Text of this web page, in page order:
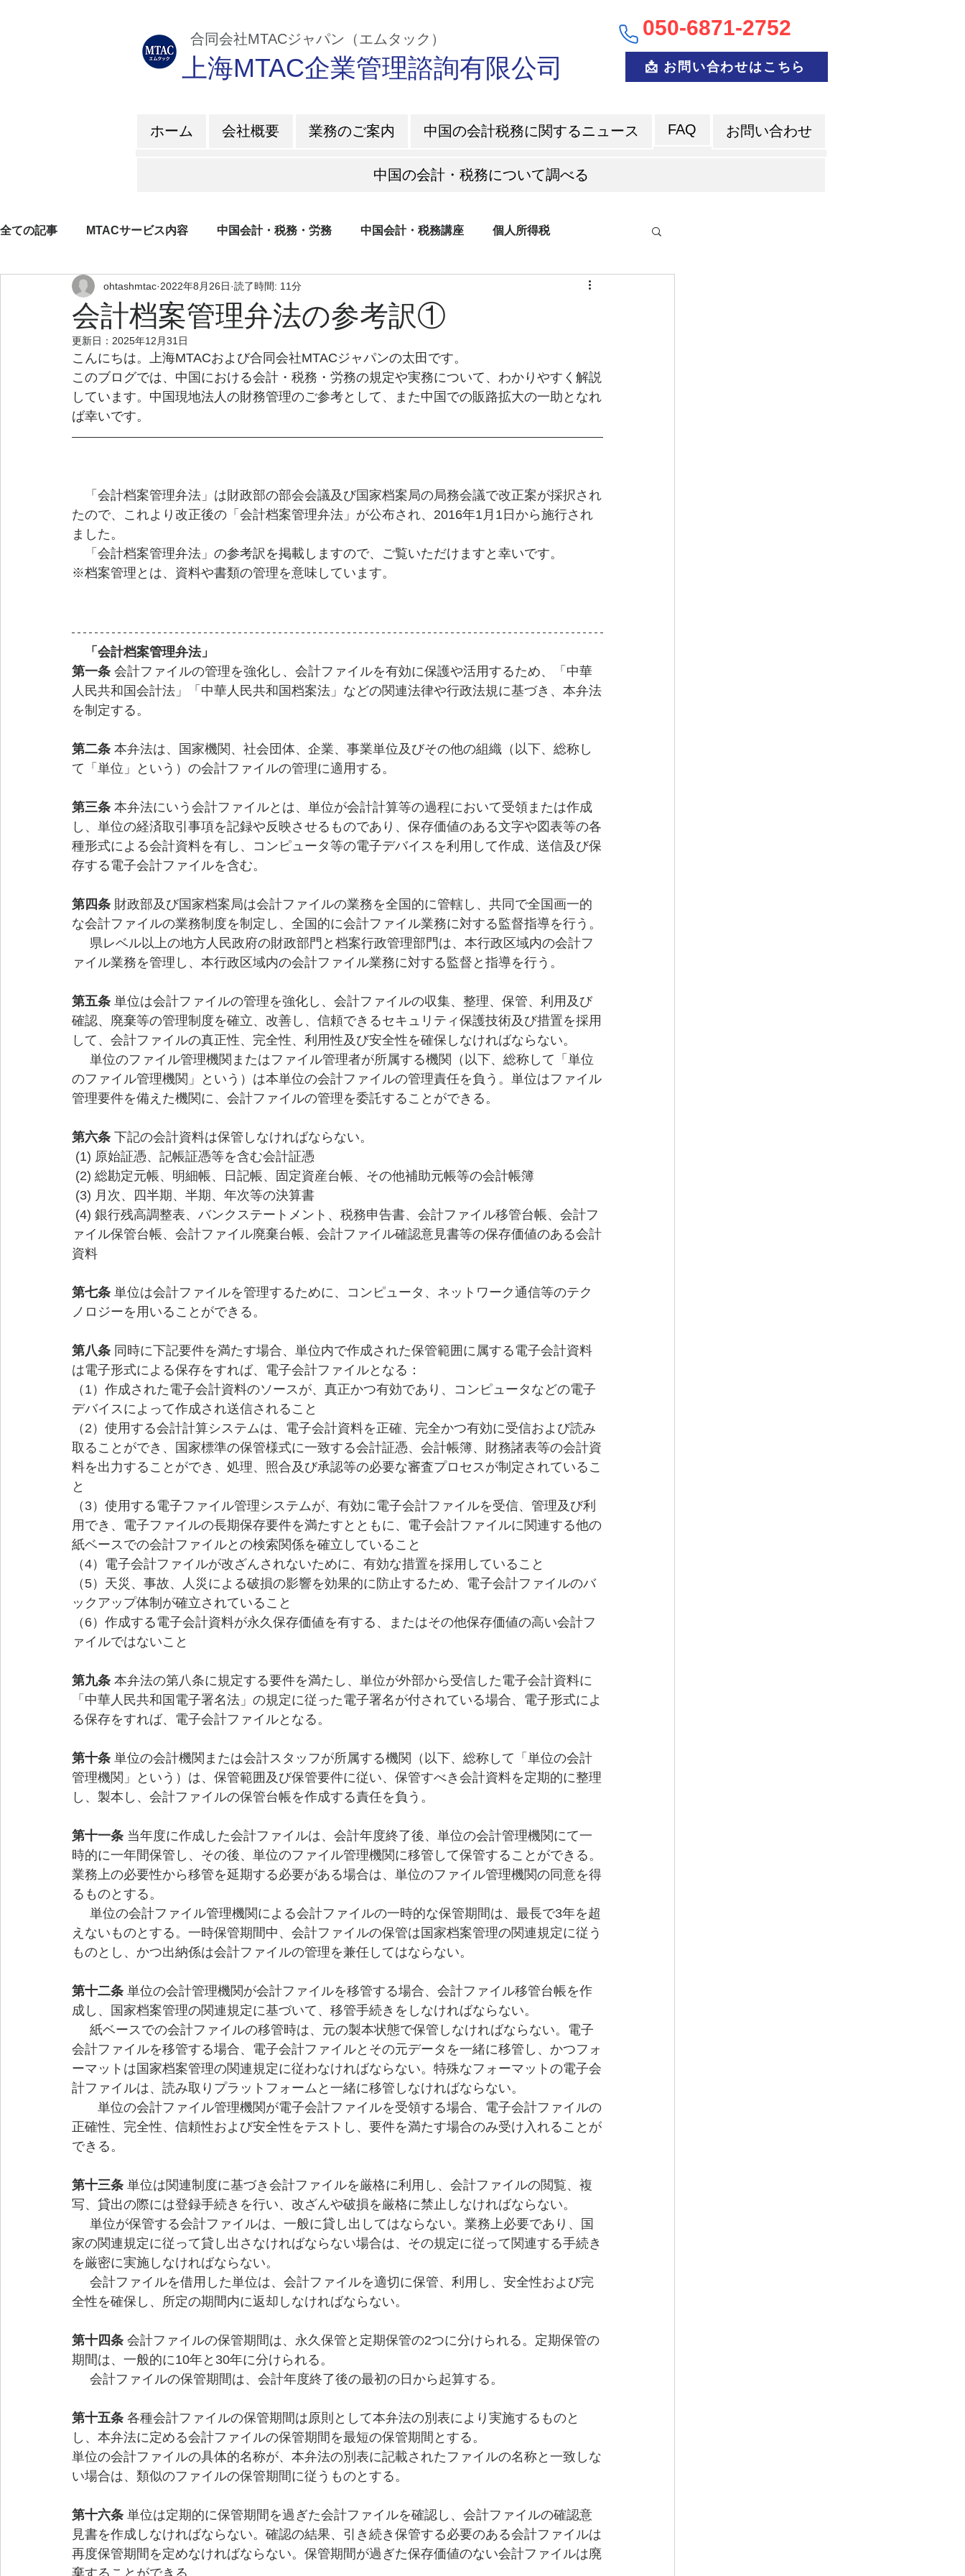
​ 合同会社MTACジャパン（エムタック） 050-6871-2752
上海MTAC企業管理諮詢有限公司 📩 お問い合わせはこちら
ホーム 会社概要 業務のご案内 中国の会計税務に関するニュース FAQ お問い合わせ
中国の会計・税務について調べる
全ての記事 MTACサービス内容 中国会計・税務・労務 中国会計・税務講座 個人所得税
企業所得税 増値税 日系企業紹介 ブログ
会計档案管理弁法の参考訳①
ohtashmtac 2022年8月26日 読了時間: 11分
更新日： 2025年12月31日
こんにちは。上海MTACおよび合同会社MTACジャパンの太田です。
このブログでは、中国における会計・税務・労務の規定や実務について、わかりやすく解説
しています。中国現地法人の財務管理のご参考として、また中国での販路拡大の一助となれ
ば幸いです。
「会計档案管理弁法」は財政部の部会会議及び国家档案局の局務会議で改正案が採択され
たので、これより改正後の「会計档案管理弁法」が公布され、2016年1月1日から施行され
ました。
「会計档案管理弁法」 の参考訳を掲載しますので、ご覧いただけますと幸いです。
※档案管理とは、資料や書類の管理を意味しています。
「会計档案管理弁法」
第一条 会計ファイルの管理を強化し、会計ファイルを有効に保護や活用するため、「中華
人民共和国会計法」「中華人民共和国档案法」などの関連法律や行政法規に基づき、本弁法
を制定する。
第二条 本弁法は、国家機関、社会団体、企業、事業単位及びその他の組織（以下、総称し
て「単位」という）の会計ファイルの管理に適用する。
第三条 本弁法にいう会計ファイルとは、単位が会計計算等の過程において受領または作成
し、単位の経済取引事項を記録や反映させるものであり、保存価値のある文字や図表等の各
種形式による会計資料を有し、コンピュータ等の電子デバイスを利用して作成、送信及び保
存する電子会計ファイルを含む。
第四条 財政部及び国家档案局は会計ファイルの業務を全国的に管轄し、共同で全国画一的
な会計ファイルの業務制度を制定し、全国的に会計ファイル業務に対する監督指導を行う。
ァイル業務を管理し、本行政区域内の会計ファイル業務に対する監督と指導を行う。
第五条 単位は会計ファイルの管理を強化し、会計ファイルの収集、整理、保管、利用及び
確認、廃棄等の管理制度を確立、改善し、信頼できるセキュリティ保護技術及び措置を採用
して、会計ファイルの真正性、完全性、利用性及び安全性を確保しなければならない。
のファイル管理機関」という）は本単位の会計ファイルの管理責任を負う。単位はファイル
管理要件を備えた機関に、会計ファイルの管理を委託することができる。
第六条 下記の会計資料は保管しなければならない。
(1) 原始証憑、記帳証憑等を含む会計証憑
(2) 総勘定元帳、明細帳、日記帳、固定資産台帳、その他補助元帳等の会計帳簿
(3) 月次、四半期、半期、年次等の決算書
ァイル保管台帳、会計ファイル廃棄台帳、会計ファイル確認意見書等の保存価値のある会計
資料
第七条 単位は会計ファイルを管理するために、コンピュータ、ネットワーク通信等のテク
ノロジーを用いることができる。
第八条 同時に下記要件を満たす場合、単位内で作成された保管範囲に属する電子会計資料
は電子形式による保存をすれば、電子会計ファイルとなる：
（1）作成された電子会計資料のソースが、真正かつ有効であり、コンピュータなどの電子
デバイスによって作成され送信されること
（2）使用する会計計算システムは、電子会計資料を正確、完全かつ有効に受信および読み
取ることができ、国家標準の保管様式に一致する会計証憑、会計帳簿、財務諸表等の会計資
料を出力することができ、処理、照合及び承認等の必要な審査プロセスが制定されているこ
と
（3）使用する電子ファイル管理システムが、有効に電子会計ファイルを受信、管理及び利
用でき、電子ファイルの長期保存要件を満たすとともに、電子会計ファイルに関連する他の
紙ベースでの会計ファイルとの検索関係を確立していること
（4）電子会計ファイルが改ざんされないために、有効な措置を採用していること
（5）天災、事故、人災による破損の影響を効果的に防止するため、電子会計ファイルのバ
ックアップ体制が確立されていること
（6）作成する電子会計資料が永久保存価値を有する、またはその他保存価値の高い会計フ
ァイルではないこと
第九条 本弁法の第八条に規定する要件を満たし、単位が外部から受信した電子会計資料に
「中華人民共和国電子署名法」の規定に従った電子署名が付されている場合、電子形式によ
る保存をすれば、電子会計ファイルとなる。
第十条 単位の会計機関または会計スタッフが所属する機関（以下、総称して「単位の会計
管理機関」という）は、保管範囲及び保管要件に従い、保管すべき会計資料を定期的に整理
し、製本し、会計ファイルの保管台帳を作成する責任を負う。
第十一条 当年度に作成した会計ファイルは、会計年度終了後、単位の会計管理機関にて一
時的に一年間保管し、その後、単位のファイル管理機関に移管して保管することができる。
業務上の必要性から移管を延期する必要がある場合は、単位のファイル管理機関の同意を得
るものとする。
えないものとする。一時保管期間中、会計ファイルの保管は国家档案管理の関連規定に従う
ものとし、かつ出納係は会計ファイルの管理を兼任してはならない。
第十二条 単位の会計管理機関が会計ファイルを移管する場合、会計ファイル移管台帳を作
成し、国家档案管理の関連規定に基づいて、移管手続きをしなければならない。
会計ファイルを移管する場合、電子会計ファイルとその元データを一緒に移管し、かつフォ
ーマットは国家档案管理の関連規定に従わなければならない。特殊なフォーマットの電子会
計ファイルは、読み取りプラットフォームと一緒に移管しなければならない。
単位の会計ファイル管理機関が電子会計ファイルを受領する場合、電子会計ファイルの
正確性、完全性、信頼性および安全性をテストし、要件を満たす場合のみ受け入れることが
できる。
第十三条 単位は関連制度に基づき会計ファイルを厳格に利用し、会計ファイルの閲覧、複
写、貸出の際には登録手続きを行い、改ざんや破損を厳格に禁止しなければならない。
家の関連規定に従って貸し出さなければならない場合は、その規定に従って関連する手続き
を厳密に実施しなければならない。
全性を確保し、所定の期間内に返却しなければならない。
第十四条 会計ファイルの保管期間は、永久保管と定期保管の2つに分けられる。定期保管の
期間は、一般的に10年と30年に分けられる。
     会計ファイルの保管期間は、会計年度終了後の最初の日から起算する。
第十五条 各種会計ファイルの保管期間は原則として本弁法の別表により実施するものと
し、本弁法に定める会計ファイルの保管期間を最短の保管期間とする。
単位の会計ファイルの具体的名称が、本弁法の別表に記載されたファイルの名称と一致しな
い場合は、類似のファイルの保管期間に従うものとする。
第十六条 単位は定期的に保管期間を過ぎた会計ファイルを確認し、会計ファイルの確認意
見書を作成しなければならない。確認の結果、引き続き保管する必要のある会計ファイルは
再度保管期間を定めなければならない。保管期間が過ぎた保存価値のない会計ファイルは廃
棄することができる。